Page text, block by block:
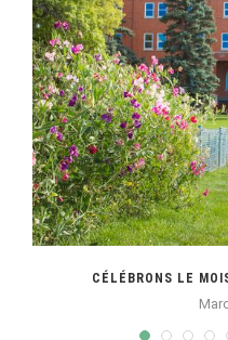
CÉLÉBRONS LE